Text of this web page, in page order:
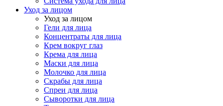
Уход за лицом
Уход за лицом
Гели для лица
Концентраты для лица
Крем вокруг глаз
Крема для лица
Маски для лица
Молочко для лица
Скрабы для лица
Спреи для лица
Сыворотки для лица